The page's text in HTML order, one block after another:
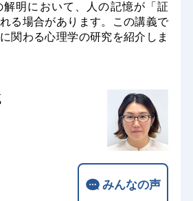
明において、人の記憶が「証
る場合があります。この講義で
関わる心理学の研究を紹介しま
みんなの声